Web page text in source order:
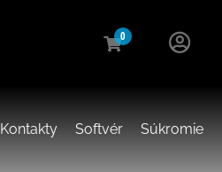
0
Kontakty Softvér Súkromie